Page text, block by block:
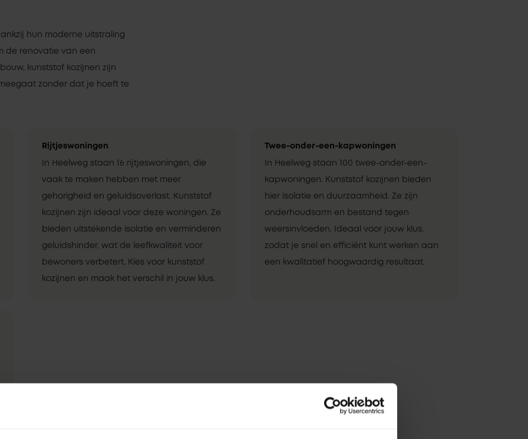
hun moderne uitstraling
de renovatie van een
kunststof kozijnen zijn
zonder dat je hoeft te
Rijtjeswoningen
In Heelweg staan 16 rijtjeswoningen, die
vaak te maken hebben met meer
gehorigheid en geluidsoverlast. Kunststof
kozijnen zijn ideaal voor deze woningen. Ze
bieden uitstekende isolatie en verminderen
geluidshinder, wat de leefkwaliteit voor
bewoners verbetert. Kies voor kunststof
kozijnen en maak het verschil in jouw klus.
Twee-onder-een-kapwoningen
In Heelweg staan 100 twee-onder-een-
kapwoningen. Kunststof kozijnen bieden
hier isolatie en duurzaamheid. Ze zijn
onderhoudsarm en bestand tegen
weersinvloeden. Ideaal voor jouw klus,
zodat je snel en efficiënt kunt werken aan
een kwalitatief hoogwaardig resultaat.